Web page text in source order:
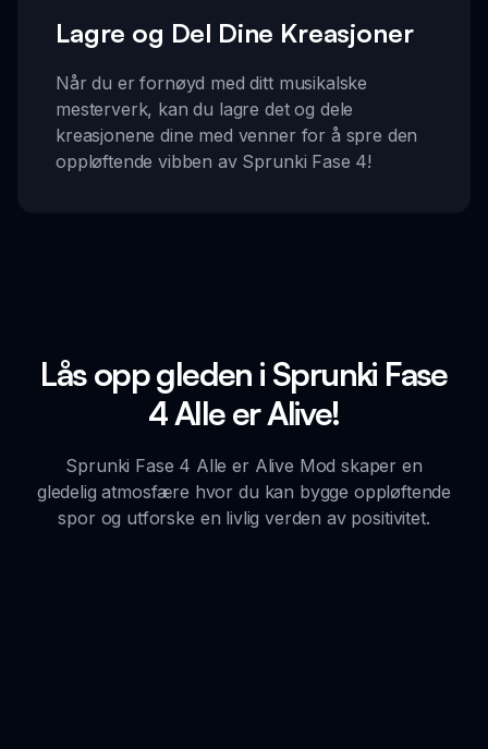
Lagre og Del Dine Kreasjoner
Når du er fornøyd med ditt musikalske
mesterverk, kan du lagre det og dele
kreasjonene dine med venner for å spre den
oppløftende vibben av Sprunki Fase 4!
Lås opp gleden i Sprunki Fase
4 Alle er Alive!
Sprunki Fase 4 Alle er Alive Mod skaper en
gledelig atmosfære hvor du kan bygge oppløftende
spor og utforske en livlig verden av positivitet.